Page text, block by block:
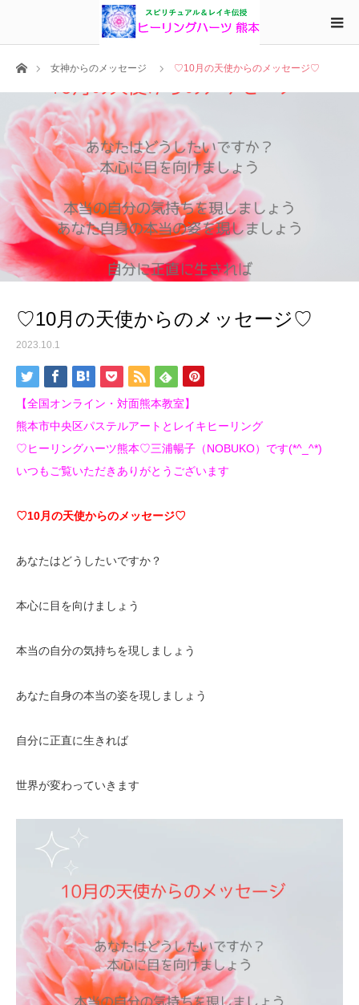
ホーム女神からのメッセージ ♡10月の天使からのメッセージ♡
♡10月の天使からのメッセージ♡
2023.10.1
【全国オンライン・対面熊本教室】
熊本市中央区パステルアートとレイキヒーリング
♡ヒーリングハーツ熊本♡三浦暢子（NOBUKO）です(*^_^*)
いつもご覧いただきありがとうございます
♡10月の天使からのメッセージ♡
あなたはどうしたいですか？
本心に目を向けましょう
本当の自分の気持ちを現しましょう
あなた自身の本当の姿を現しましょう
自分に正直に生きれば
世界が変わっていきます